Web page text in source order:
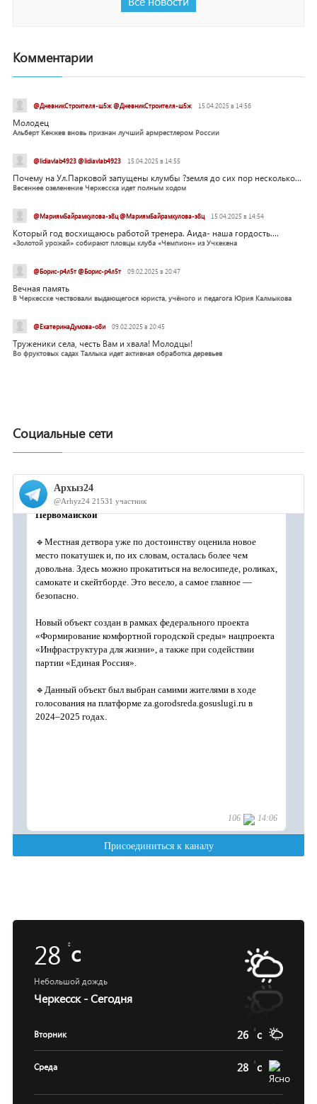
Комментарии
@ДневникСтроителя-ш5ж @ДневникСтроителя-ш5ж 15.04.2025 в 14:56
Молодец
Альберт Кенжев вновь признан лучший армрестлером России
@lidiavlab4923 @lidiavlab4923 15.04.2025 в 14:55
Почему на Ул.Парковой запущены клумбы ?земля до сих пор несколько...
Весеннее озеленение Черкесска идет полным ходом
@МариямБайрамкулова-э8ц @МариямБайрамкулова-э8ц 15.04.2025 в 14:54
Который год восхищаюсь работой тренера. Аида- наша гордость....
«Золотой урожай» собирают пловцы клуба «Чемпион» из Учкекена
@Борис-р4л5т @Борис-р4л5т 09.02.2025 в 20:47
Вечная память
В Черкесске чествовали выдающегося юриста, учёного и педагога Юрия Калмыкова
@ЕкатеринаДумова-о8и 09.02.2025 в 20:45
Труженики села, честь Вам и хвала! Молодцы!
Во фруктовых садах Таллыка идет активная обработка деревьев
Социальные сети
28 c
Небольшой дождь
Черкесск - Сегодня
Вторник 26 c
Среда 28 c